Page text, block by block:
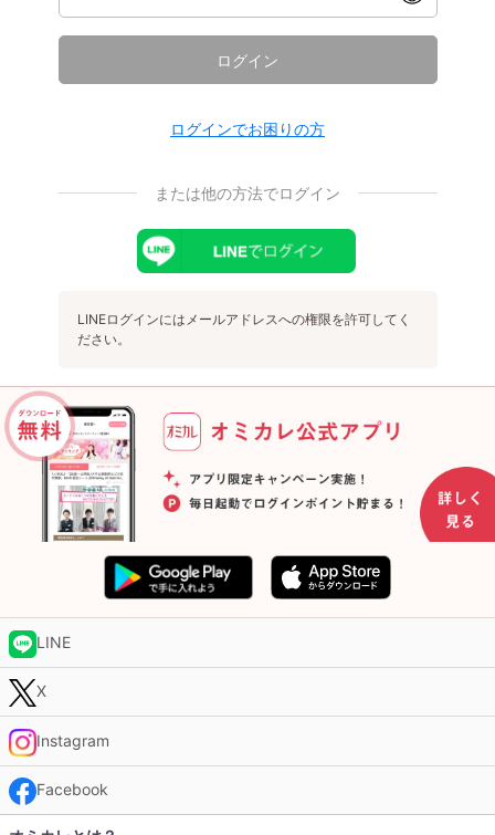
ログイン
ログインでお困りの方
または他の方法でログイン
LINEログインにはメールアドレスへの権限を許可してく
ださい。
LINE
X
Instagram
Facebook